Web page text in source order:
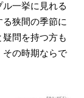
一挙に見れる
狭間の季節に
問を持つ方も
その時期ならで